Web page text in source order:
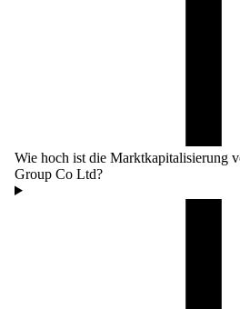
Wie hoch ist die Marktkapitalisierung
Group Co Ltd?